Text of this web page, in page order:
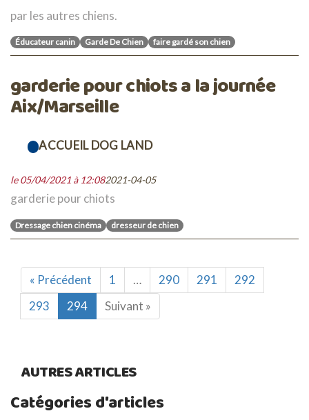
par les autres chiens.
Éducateur canin Garde De Chien faire gardé son chien
garderie pour chiots a la journée
Aix/Marseille
ACCUEIL DOG LAND
le 05/04/2021 à 12:082021-04-05
garderie pour chiots
Dressage chien cinéma dresseur de chien
« Précédent 1 … 290 291
292
293
294 Suivant »
AUTRES ARTICLES
Catégories d'articles